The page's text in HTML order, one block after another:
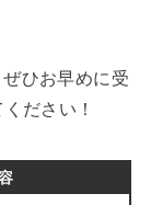
ひお早めに受
ださい！